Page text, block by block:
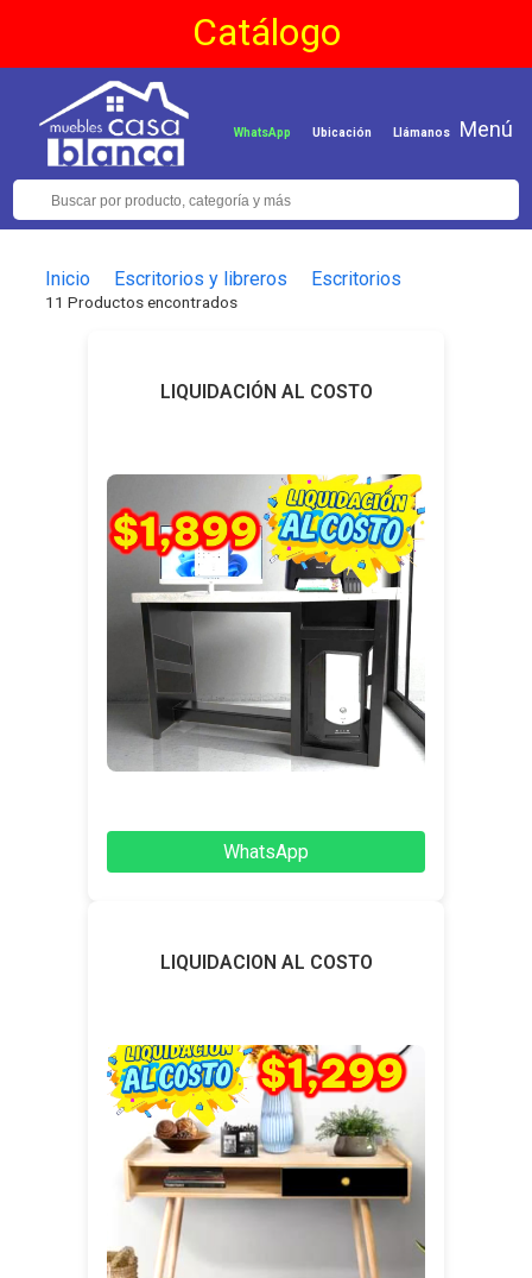
Catálogo
WhatsApp Ubicación Llámanos Menú
Inicio Escritorios y libreros Escritorios
11 Productos encontrados
LIQUIDACIÓN AL COSTO
WhatsApp
LIQUIDACION AL COSTO